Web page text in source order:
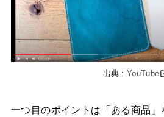
出典 :YouTube
一つ目のポイントは「ある商品」